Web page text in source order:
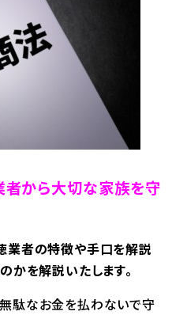
者から大切な家族を守
業者の特徴や手口を解説
かを解説いたします。
駄なお金を払わないで守